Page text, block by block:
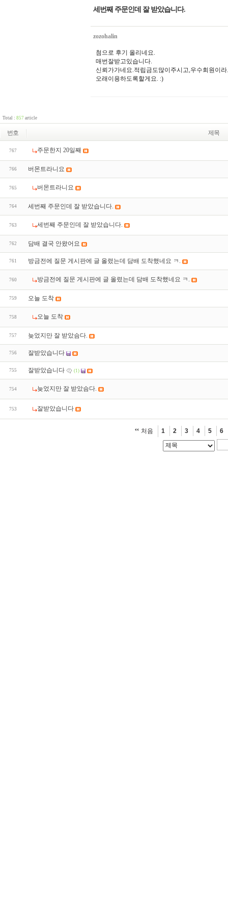
세번째 주문인데 잘 받았습니다.
zozohalin
첨으로 후기 올리네요.
매번잘받고있습니다.
신뢰가가네요.적립금도많이주시고,우수회원이
오래이용하도록할게요. :)
Total : 857 article
번호 제목
767 주문한지 20일째
766 버몬트라니요
765 버몬트라니요
764 세번째 주문인데 잘 받았습니다.
763 세번째 주문인데 잘 받았습니다.
762 담배 결국 안왔어요
761 방금전에 질문 게시판에 글 올렸는데 담배 도착했네요 ㅋ.
760 방금전에 질문 게시판에 글 올렸는데 담배 도착했네요 ㅋ.
759 오늘 도착
758 오늘 도착
757 늦었지만 잘 받았슴다.
756 잘받았습니다
755 잘받았습니다 (1)
754 늦었지만 잘 받았슴다.
753 잘받았습니다
처음 1 2 3 4 5 6